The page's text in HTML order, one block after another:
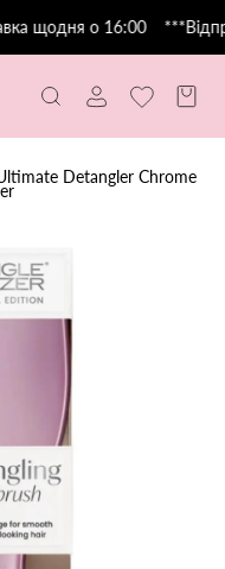
щодня о 16:00
Detangler Chrome